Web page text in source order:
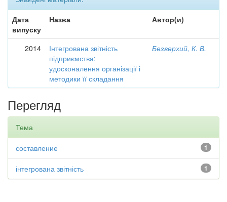
Дата
випуску
Назва Автор(и)
2014
Інтегрована звітність
підприємства:
удосконалення організації і
методики її складання
Безверхий, К. В.
Перегляд
Тема
1
составление
1
інтегрована звітність